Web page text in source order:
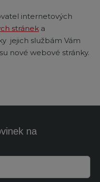
internetových
stránek a
jejich službám Vám
nové webové stránky.
na